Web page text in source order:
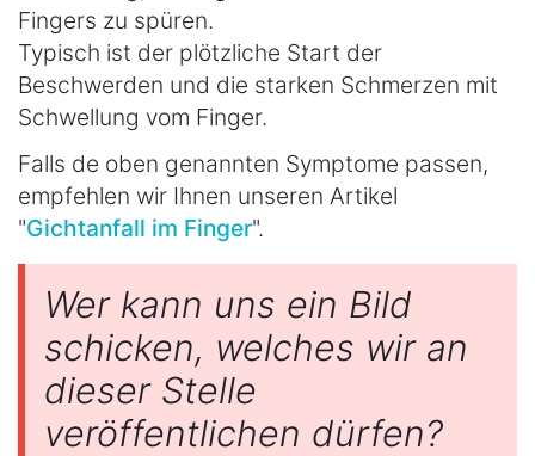
Fingers zu spüren.
Typisch ist der plötzliche Start der
Beschwerden und die starken Schmerzen mit
Schwellung vom Finger.
Falls de oben genannten Symptome passen,
empfehlen wir Ihnen unseren Artikel
"Gichtanfall im Finger".
Wer kann uns ein Bild
schicken, welches wir an
dieser Stelle
veröffentlichen dürfen?